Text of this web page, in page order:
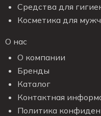
Средства для
Косметика для
О нас
О компании
Бренды
Каталог
Контактная
Политика